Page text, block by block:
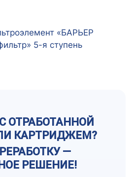
«БАРЬЕР
5-я ступень
ОТРАБОТАННОЙ
КАРТРИДЖЕМ?
—
РЕШЕНИЕ!